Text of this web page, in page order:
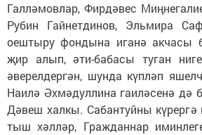
Галләмовлар, Фирдәвес
Рубин Гайнетдинов, Эльмира
оештыру фондына иганә акчасы
җир алып, әти-бабасы туган
әверелдергән, шунда күпләп
Наилә Әхмәдуллина гаиләсенә дә
Дәвеш халкы. Сабантуйны кү­рергә
тыш хәлләр, Гражданнар